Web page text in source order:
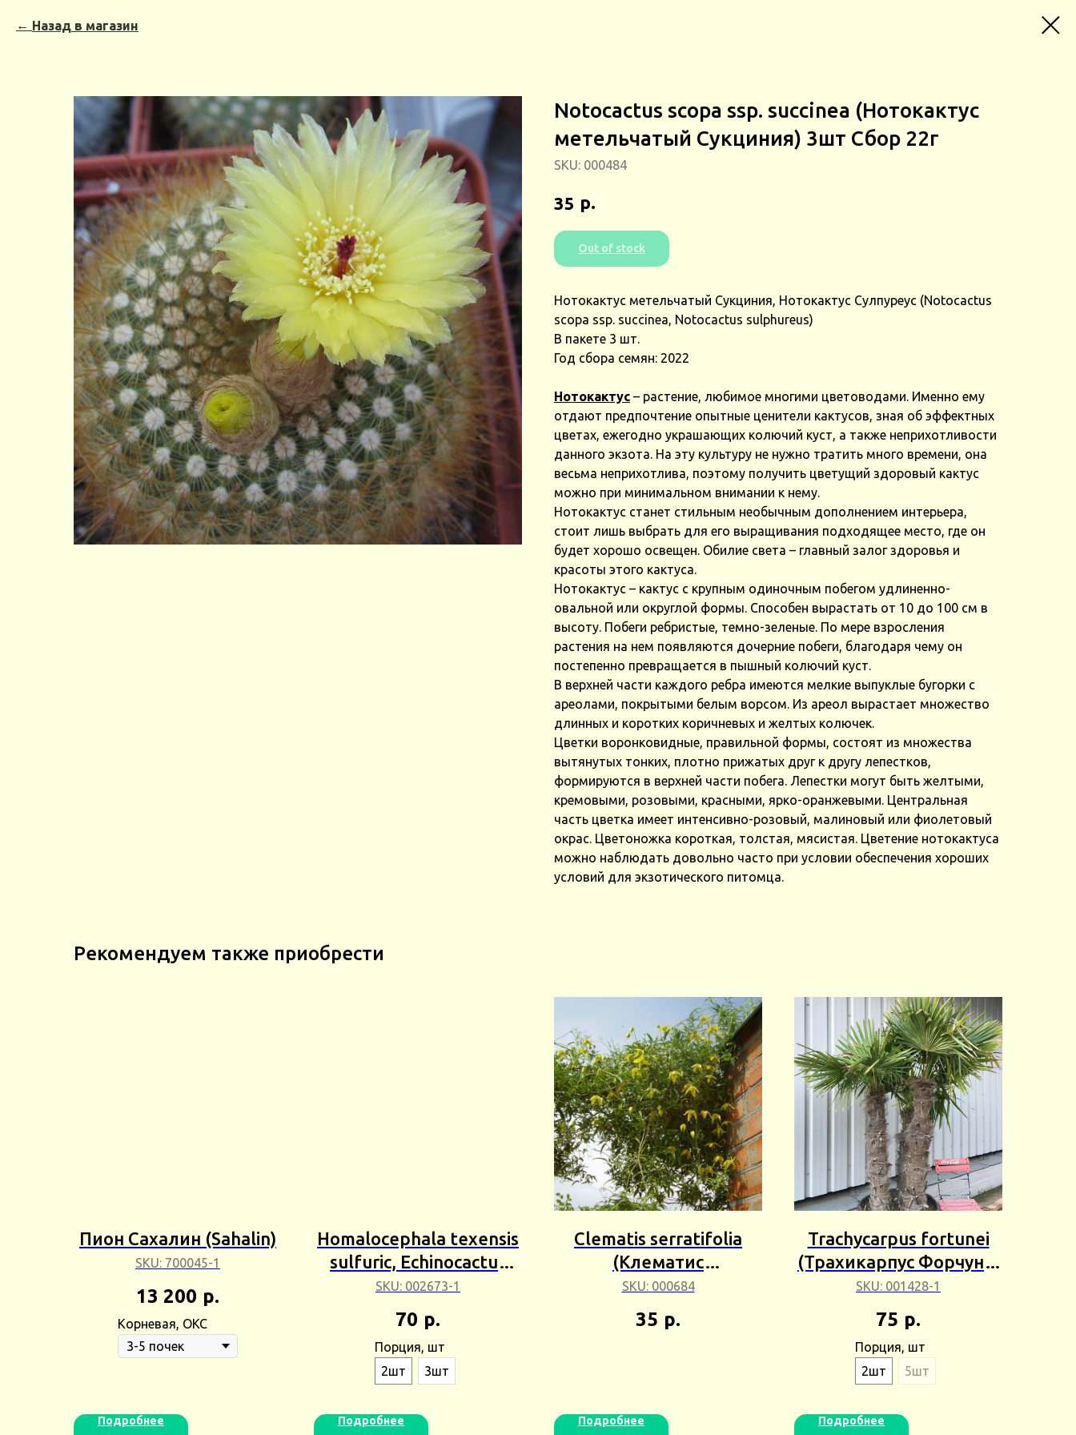
Назад в магазин
Notocactus scopa ssp. succinea (Нотокактус
метельчатый Сукциния) 3шт Сбор 22г
SKU: 000484
35 р.
Out of stock
Нотокактус метельчатый Сукциния, Нотокактус Сулпуреус (Notocactus
scopa ssp. succinea, Notocactus sulphureus)
В пакете 3 шт.
Год сбора семян: 2022
Нотокактус – растение, любимое многими цветоводами. Именно ему
отдают предпочтение опытные ценители кактусов, зная об эффектных
цветах, ежегодно украшающих колючий куст, а также неприхотливости
данного экзота. На эту культуру не нужно тратить много времени, она
весьма неприхотлива, поэтому получить цветущий здоровый кактус
можно при минимальном внимании к нему.
Нотокактус станет стильным необычным дополнением интерьера,
стоит лишь выбрать для его выращивания подходящее место, где он
будет хорошо освещен. Обилие света – главный залог здоровья и
красоты этого кактуса.
Нотокактус – кактус с крупным одиночным побегом удлиненно-
овальной или округлой формы. Способен вырастать от 10 до 100 см в
высоту. Побеги ребристые, темно-зеленые. По мере взросления
растения на нем появляются дочерние побеги, благодаря чему он
постепенно превращается в пышный колючий куст.
В верхней части каждого ребра имеются мелкие выпуклые бугорки с
ареолами, покрытыми белым ворсом. Из ареол вырастает множество
длинных и коротких коричневых и желтых колючек.
Цветки воронковидные, правильной формы, состоят из множества
вытянутых тонких, плотно прижатых друг к другу лепестков,
формируются в верхней части побега. Лепестки могут быть желтыми,
кремовыми, розовыми, красными, ярко-оранжевыми. Центральная
часть цветка имеет интенсивно-розовый, малиновый или фиолетовый
окрас. Цветоножка короткая, толстая, мясистая. Цветение нотокактуса
можно наблюдать довольно часто при условии обеспечения хороших
условий для экзотического питомца.
Рекомендуем также приобрести
Пион Сахалин (Sahalin)
SKU: 700045-1
13 200 р.
Корневая, ОКС
Подробнее
Homalocephala texensis
sulfuric, Echinocactus
(Гомалоцефала
техасская сернистая)
Сбор 25г
SKU: 002673-1
70 р.
Порция, шт
2шт
3шт
Подробнее
Clematis serratifolia
(Клематис
пильчатолистный,
Ломонос
пильчатолистный)
SKU: 000684
35 р.
Подробнее
Trachycarpus fortunei
(Трахикарпус Форчуна)
Сбор 24г
SKU: 001428-1
75 р.
Порция, шт
2шт
5шт
Подробнее